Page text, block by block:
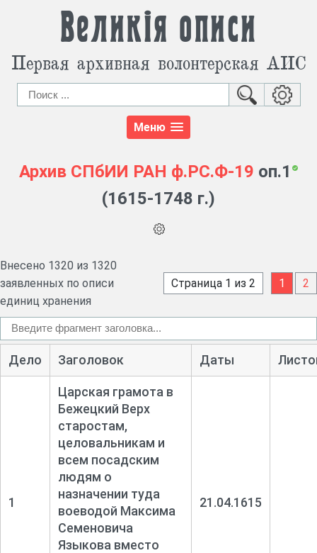
Великія описи
Первая архивная волонтерская АИС
Меню
Архив СПбИИ РАН ф.РС.Ф-19 оп.1
(1615-1748 г.)
Внесено 1320 из 1320
заявленных по описи
единиц хранения
Страница 1 из 2 1 2
Дело Заголовок Даты
1
Царская грамота в
Бежецкий Верх
старостам,
целовальникам и
всем посадским
людям о
назначении туда
воеводой Максима
Семеновича
Языкова вместо
21.04.1615